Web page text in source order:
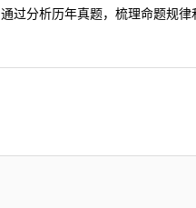
过分析历年真题，梳理命题规律